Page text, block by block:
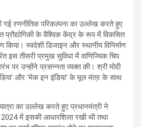
गई रणनीतिक परिकल्पना का उल्लेख करते हुए
प्रौद्योगिकी के वैश्विक केंद्र के रूप में विकसित
स्वदेशी डिजाइन और स्थानीय विनिर्माण
इस तीसरी प्रमुख सुविधा में वाणिज्यिक चिप
पर उन्होंने प्रसन्नता व्यक्त की। श्री मोदी
और ‘मेक इन इंडिया’ के मूल मंत्र के साथ
यात्रा का उल्लेख करते हुए प्रधानमंत्री ने
2024 में इसकी आधारशिला रखी थी तथा